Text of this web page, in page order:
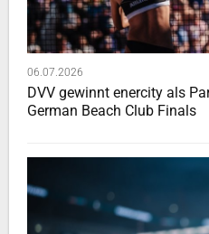
06.07.2026
DVV gewinnt enercity als
German Beach Club Finals